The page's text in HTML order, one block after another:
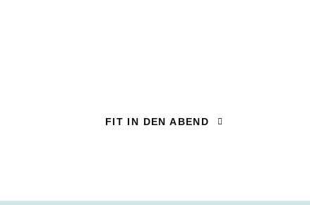
FIT IN DEN ABEND